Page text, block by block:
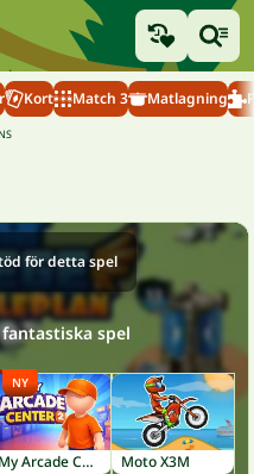
Kort Match 3 Matlagning
för detta spel
spel
My Arcade Center 2
NY
Moto X3M